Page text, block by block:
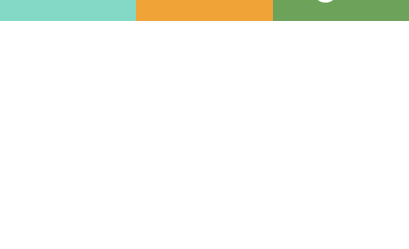
MCL 盛岡情報ビジネス＆デザイン専門学校